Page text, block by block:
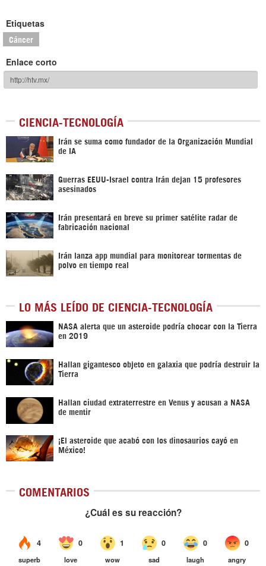
Etiquetas
Cáncer
Enlace corto
CIENCIA-TECNOLOGÍA
Irán se suma como fundador de la Organización Mundial
de IA
Guerras EEUU-Israel contra Irán dejan 15 profesores
asesinados
Irán presentará en breve su primer satélite radar de
fabricación nacional
Irán lanza app mundial para monitorear tormentas de
polvo en tiempo real
LO MÁS LEÍDO DE CIENCIA-TECNOLOGÍA
NASA alerta que un asteroide podría chocar con la Tierra
en 2019
Hallan gigantesco objeto en galaxia que podría destruir la
Tierra
Hallan ciudad extraterrestre en Venus y acusan a NASA
de mentir
¡El asteroide que acabó con los dinosaurios cayó en
México!
COMENTARIOS